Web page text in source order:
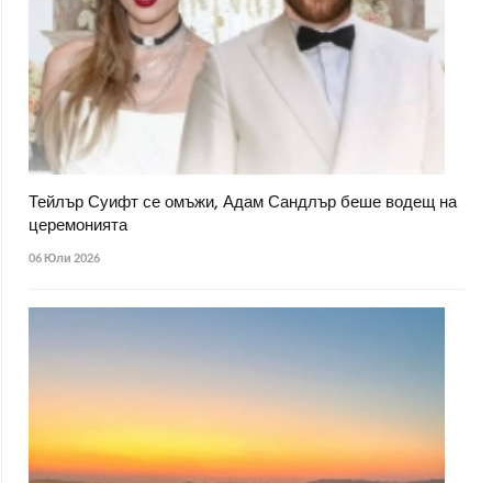
Тейлър Суифт се омъжи, Адам Сандлър беше водещ на
церемонията
06 Юли 2026